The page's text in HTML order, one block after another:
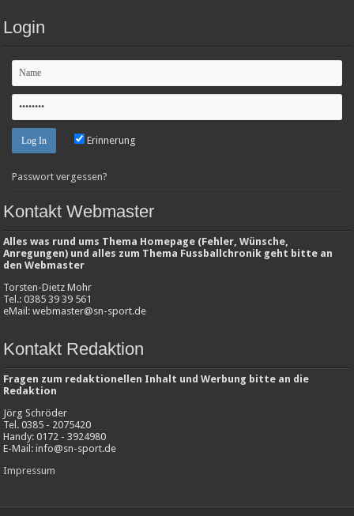
Login
Erinnerung
Passwort vergessen?
Kontakt Webmaster
Alles was rund ums Thema Homepage (Fehler, Wünsche,
Anregungen) und alles zum Thema Fussballchronik geht bitte an
den Webmaster
Torsten-Dietz Mohr
Tel.: 0385 39 39 561
eMail: webmaster@sn-sport.de
Kontakt Redaktion
Fragen zum redaktionellen Inhalt und Werbung bitte an die
Redaktion
Jörg Schröder
Tel. 0385 - 2075420
Handy: 0172 - 3924980
E-Mail: info@sn-sport.de
Impressum